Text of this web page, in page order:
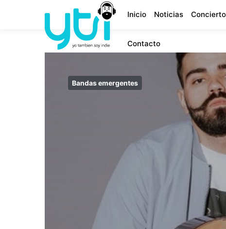
Inicio Noticias
Contacto
Bandas emergentes